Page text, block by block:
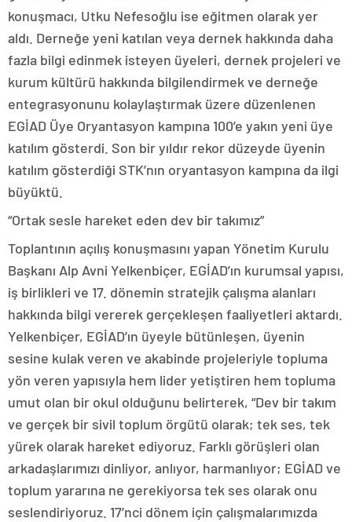
konuşmacı, Utku Nefesoğlu ise eğitmen olarak yer
aldı. Derneğe yeni katılan veya dernek hakkında daha
fazla bilgi edinmek isteyen üyeleri, dernek projeleri ve
kurum kültürü hakkında bilgilendirmek ve derneğe
entegrasyonunu kolaylaştırmak üzere düzenlenen
EGİAD Üye Oryantasyon kampına 100’e yakın yeni üye
katılım gösterdi. Son bir yıldır rekor düzeyde üyenin
katılım gösterdiği STK’nın oryantasyon kampına da ilgi
büyüktü.
“Ortak sesle hareket eden dev bir takımız”
Toplantının açılış konuşmasını yapan Yönetim Kurulu
Başkanı Alp Avni Yelkenbiçer, EGİAD’ın kurumsal yapısı,
iş birlikleri ve 17. dönemin stratejik çalışma alanları
hakkında bilgi vererek gerçekleşen faaliyetleri aktardı.
Yelkenbiçer, EGİAD’ın üyeyle bütünleşen, üyenin
sesine kulak veren ve akabinde projeleriyle topluma
yön veren yapısıyla hem lider yetiştiren hem topluma
umut olan bir okul olduğunu belirterek, “Dev bir takım
ve gerçek bir sivil toplum örgütü olarak; tek ses, tek
yürek olarak hareket ediyoruz. Farklı görüşleri olan
arkadaşlarımızı dinliyor, anlıyor, harmanlıyor; EGİAD ve
toplum yararına ne gerekiyorsa tek ses olarak onu
seslendiriyoruz. 17’nci dönem için çalışmalarımızda